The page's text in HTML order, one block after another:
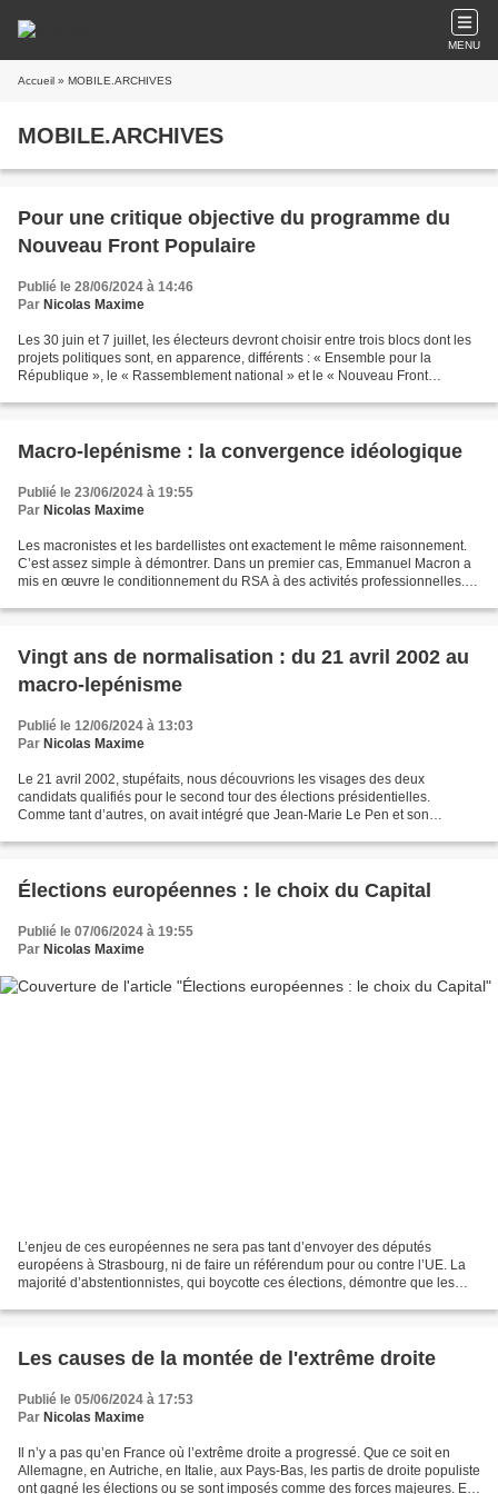
MENU
Accueil » MOBILE.ARCHIVES
MOBILE.ARCHIVES
Pour une critique objective du programme du
Nouveau Front Populaire
Publié le 28/06/2024 à 14:46
Par Nicolas Maxime
Les 30 juin et 7 juillet, les électeurs devront choisir entre trois blocs dont les
projets politiques sont, en apparence, différents : « Ensemble pour la
République », le « Rassemblement national » et le « Nouveau Front
Macro-lepénisme : la convergence idéologique
Publié le 23/06/2024 à 19:55
Par Nicolas Maxime
Les macronistes et les bardellistes ont exactement le même raisonnement.
C’est assez simple à démontrer. Dans un premier cas, Emmanuel Macron a
mis en œuvre le conditionnement du RSA à des activités professionnelles.
Vingt ans de normalisation : du 21 avril 2002 au
macro-lepénisme
Publié le 12/06/2024 à 13:03
Par Nicolas Maxime
Le 21 avril 2002, stupéfaits, nous découvrions les visages des deux
candidats qualifiés pour le second tour des élections présidentielles.
Comme tant d’autres, on avait intégré que Jean-Marie Le Pen et son
Élections européennes : le choix du Capital
Publié le 07/06/2024 à 19:55
Par Nicolas Maxime
L’enjeu de ces européennes ne sera pas tant d’envoyer des députés
européens à Strasbourg, ni de faire un référendum pour ou contre l’UE. La
majorité d’abstentionnistes, qui boycotte ces élections, démontre que les
Les causes de la montée de l'extrême droite
Publié le 05/06/2024 à 17:53
Par Nicolas Maxime
Il n’y a pas qu’en France où l’extrême droite a progressé. Que ce soit en
Allemagne, en Autriche, en Italie, aux Pays-Bas, les partis de droite populiste
ont gagné les élections ou se sont imposés comme des forces majeures. Et